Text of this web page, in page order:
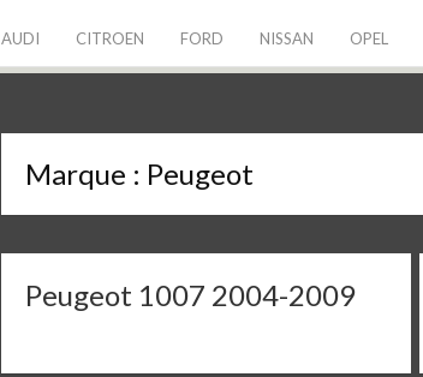
AUDI CITROEN FORD NISSAN OPEL
Marque : Peugeot
Peugeot 1007 2004-2009